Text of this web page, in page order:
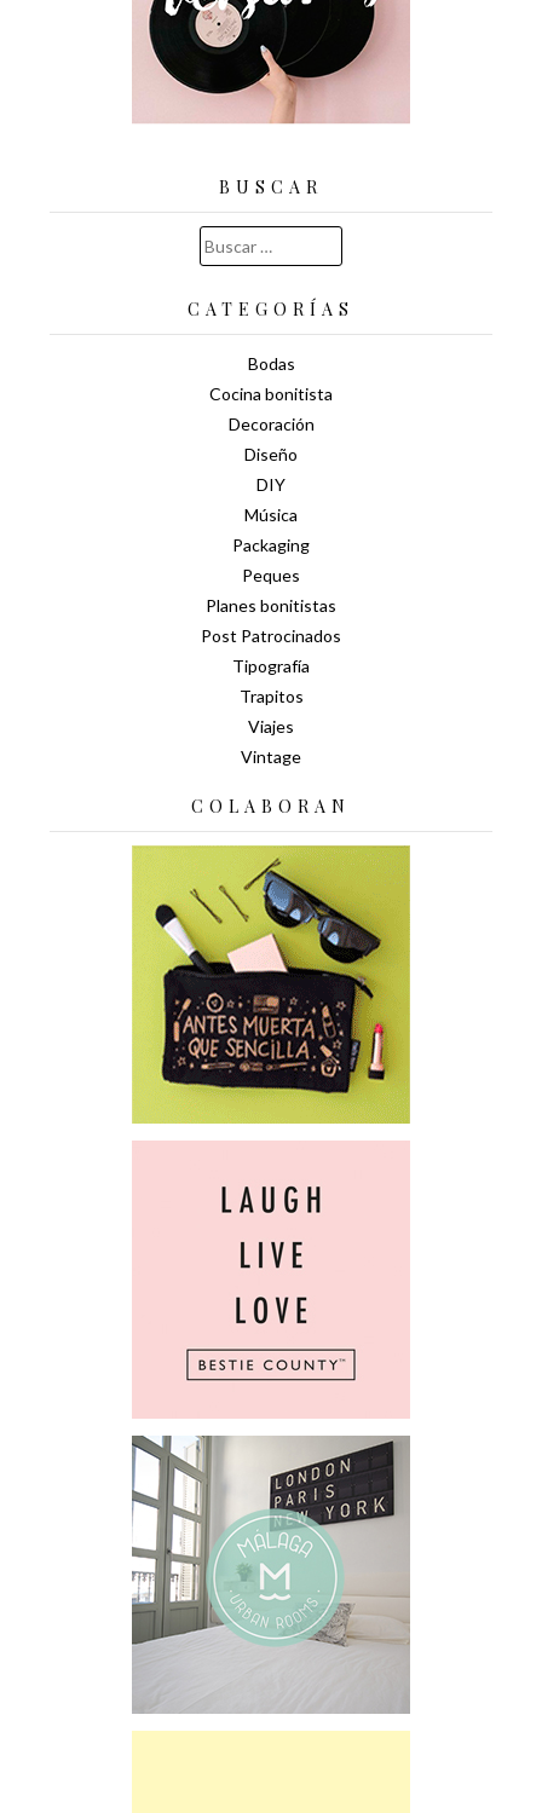
BUSCAR
Buscar:
CATEGORÍAS
Bodas
Cocina bonitista
Decoración
Diseño
DIY
Música
Packaging
Peques
Planes bonitistas
Post Patrocinados
Tipografía
Trapitos
Viajes
Vintage
COLABORAN